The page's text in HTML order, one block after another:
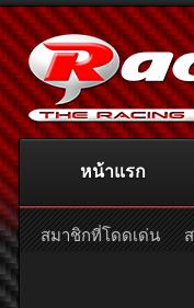
หน้าแรก
สมาชิกที่โดดเด่น